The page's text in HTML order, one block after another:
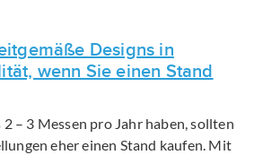
Designs in
wenn Sie einen Stand
2 – 3 Messen pro Jahr haben, sollten
eher einen Stand kaufen. Mit